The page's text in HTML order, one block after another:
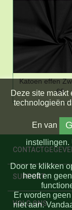
Katoen effen
69
SUPPORT
VOLG ONS
Deze site
technologieën
En van
instellingen.
Door te klikken
heeft en
Er worden
niet aan.